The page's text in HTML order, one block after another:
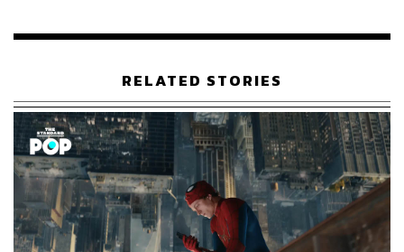
RELATED STORIES